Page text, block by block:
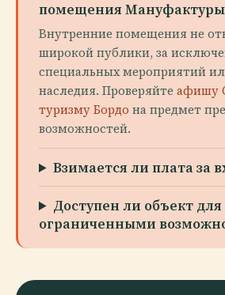
помещения Мануфактуры
Внутренние помещения не
широкой публики, за
специальных мероприятий
наследия. Проверяйте афишу
туризму Бордо на предмет
возможностей.
Взимается ли плата за
Доступен ли объект
ограниченными